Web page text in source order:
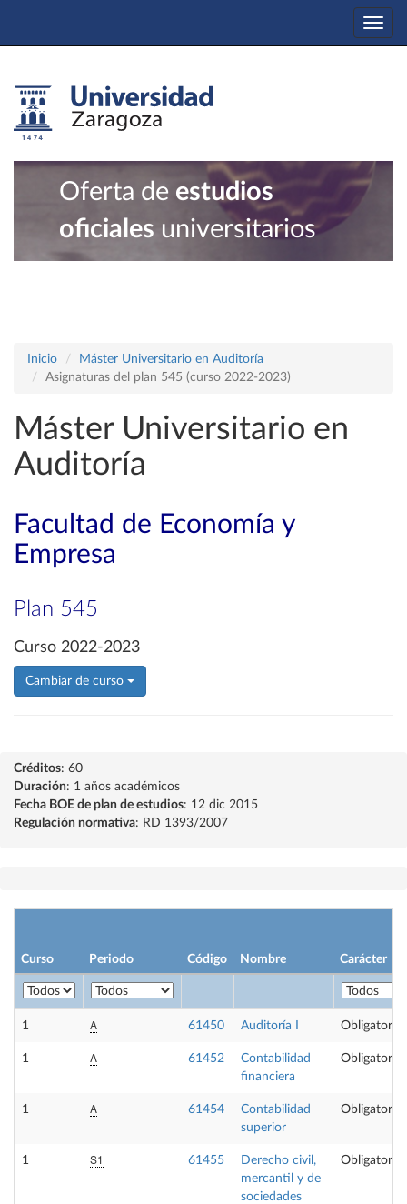
Oferta de estudios
oficiales universitarios
Inicio
Máster Universitario en Auditoría
Asignaturas del plan 545 (curso 2022-2023)
Máster Universitario en
Auditoría
Facultad de Economía y
Empresa
Plan 545
Curso 2022-2023
Cambiar de curso
Créditos: 60
Duración: 1 años académicos
Fecha BOE de plan de estudios: 12 dic 2015
Regulación normativa: RD 1393/2007
Curso Periodo Código Nombre Carácter
1 A 61450 Auditoría I Obligatoria
1 A 61452
Contabilidad
financiera
Obligatoria
1 A 61454
Contabilidad
superior
Obligatoria
1 S1 61455
Derecho civil,
mercantil y de
sociedades
Obligatoria